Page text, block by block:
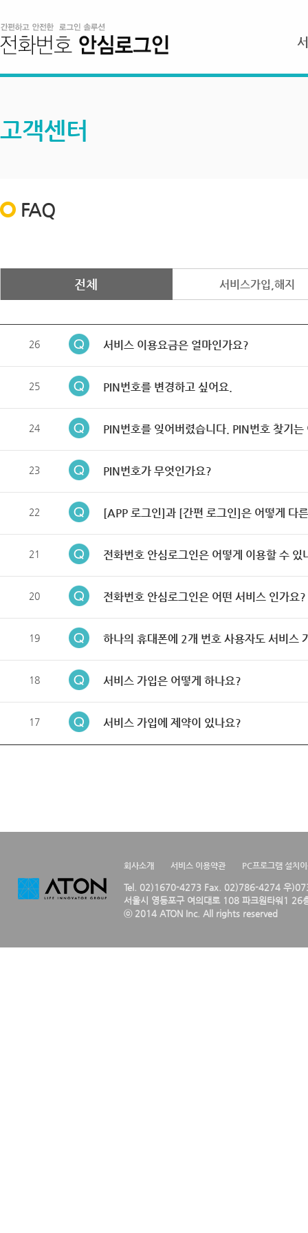
고객센터
FAQ
전체 서비스가입,해지
26 서비스 이용요금은 얼마인가요?
25 PIN번호를 변경하고 싶어요.
24 PIN번호를 잊어버렸습니다. PIN번호 찾기는
23 PIN번호가 무엇인가요?
22 [APP 로그인]과 [간편 로그인]은 어떻게 다
21 전화번호 안심로그인은 어떻게 이용할 수 있
20 전화번호 안심로그인은 어떤 서비스 인가요?
19 하나의 휴대폰에 2개 번호 사용자도 서비스
18 서비스 가입은 어떻게 하나요?
17 서비스 가입에 제약이 있나요?
회사소개 서비스 이용약관 PC프로그램 설치
Tel. 02)1670-4273 Fax. 02)786-4274 우
서울시 영등포구 여의대로 108 파크원타워1 26
ⓒ 2014 ATON Inc. All rights reserved